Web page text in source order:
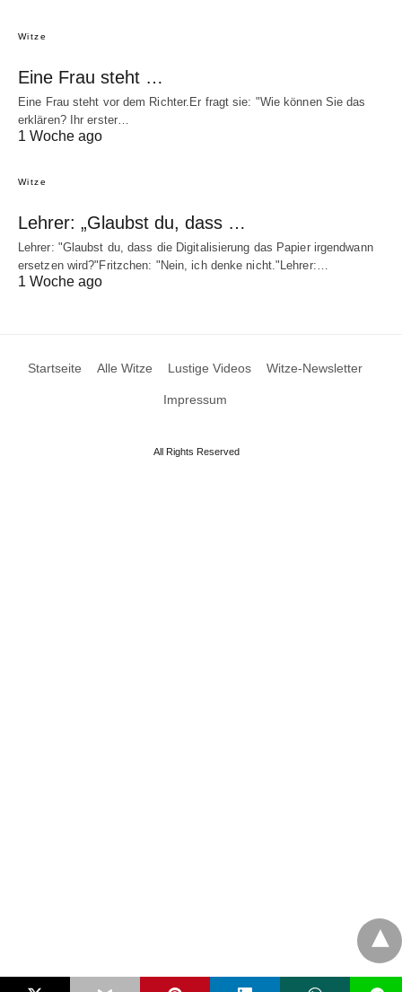
Witze
Eine Frau steht …
Eine Frau steht vor dem Richter.Er fragt sie: "Wie können Sie das
erklären? Ihr erster…
1 Woche ago
Witze
Lehrer: „Glaubst du, dass …
Lehrer: "Glaubst du, dass die Digitalisierung das Papier irgendwann
ersetzen wird?"Fritzchen: "Nein, ich denke nicht."Lehrer:…
1 Woche ago
Startseite Alle Witze Lustige Videos Witze-Newsletter
Impressum
All Rights Reserved